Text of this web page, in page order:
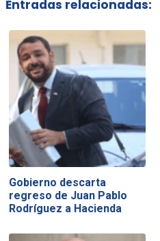
Entradas relacionadas:
Gobierno descarta
regreso de Juan Pablo
Rodríguez a Hacienda